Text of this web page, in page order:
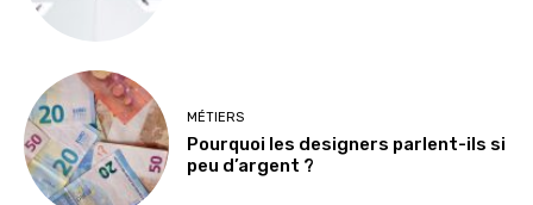
MÉTIERS
Pourquoi les designers parlent-ils si
peu d’argent ?